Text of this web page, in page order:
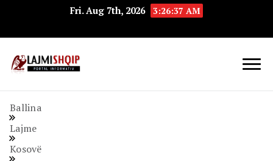
Fri. Aug 7th, 2026 3:26:38 AM
Ballina
Lajme
Kosovë